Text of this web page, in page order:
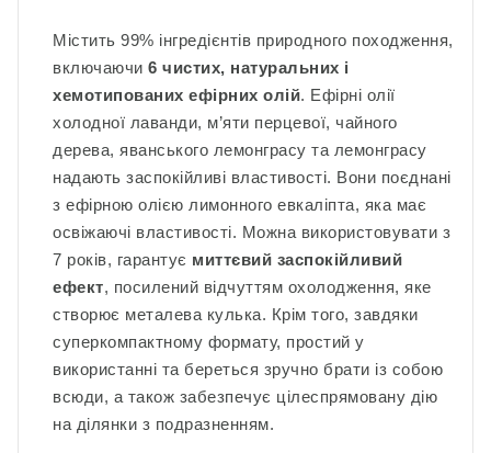
Містить 99% інгредієнтів природного походження,
включаючи 6 чистих, натуральних і
хемотипованих ефірних олій. Ефірні олії
холодної лаванди, м’яти перцевої, чайного
дерева, яванського лемонграсу та лемонграсу
надають заспокійливі властивості. Вони поєднані
з ефірною олією лимонного евкаліпта, яка має
освіжаючі властивості. Можна використовувати з
7 років, гарантує миттєвий заспокійливий
ефект, посилений відчуттям охолодження, яке
створює металева кулька. Крім того, завдяки
суперкомпактному формату, простий у
використанні та береться зручно брати із собою
всюди, а також забезпечує цілеспрямовану дію
на ділянки з подразненням.